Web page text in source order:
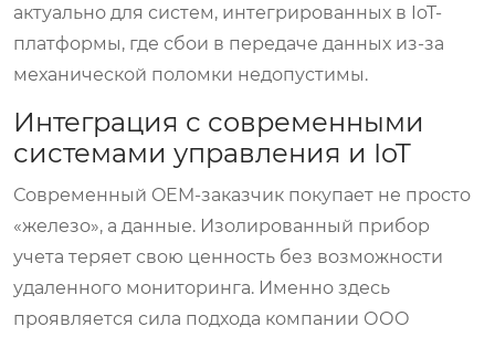
актуально для систем, интегрированных в IoT-
платформы, где сбои в передаче данных из-за
механической поломки недопустимы.
Интеграция с современными
системами управления и IoT
Современный OEM-заказчик покупает не просто
«железо», а данные. Изолированный прибор
учета теряет свою ценность без возможности
удаленного мониторинга. Именно здесь
проявляется сила подхода компании ООО